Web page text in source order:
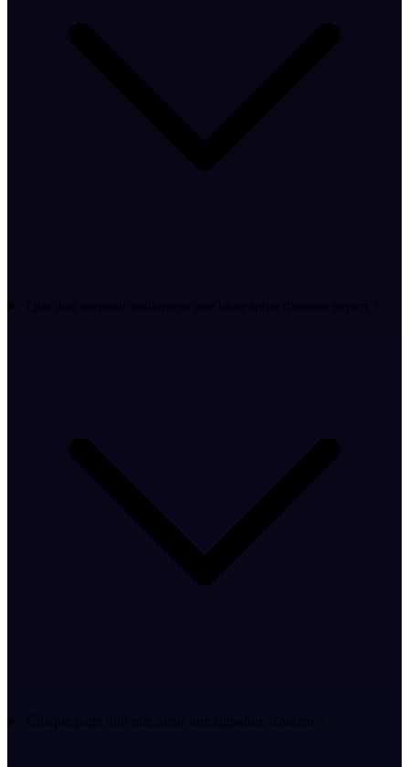
Que doit contenir réellement une biographie d'auteur expert ?
Chaque page doit-elle avoir une signature d'auteur ?